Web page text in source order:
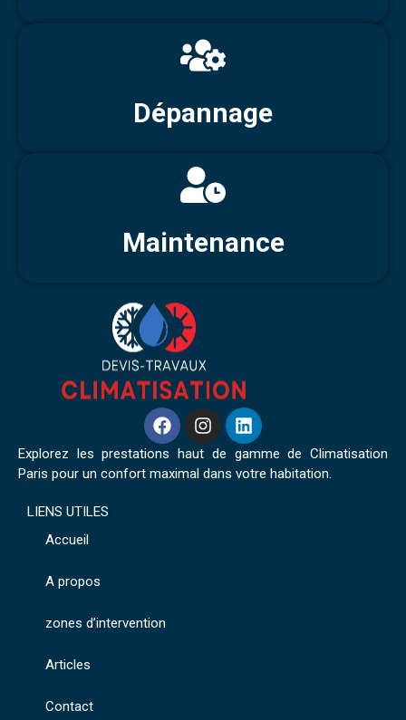
Dépannage
Maintenance
Explorez les prestations haut de gamme de Climatisation
Paris pour un confort maximal dans votre habitation.
LIENS UTILES
Accueil
A propos
zones d’intervention
Articles
Contact